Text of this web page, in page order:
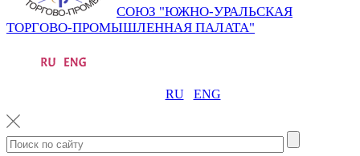
СОЮЗ "ЮЖНО-УРАЛЬСКАЯ
ТОРГОВО-ПРОМЫШЛЕННАЯ ПАЛАТА"
RU ENG